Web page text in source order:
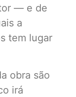
— e de
a
tem lugar
obra são
irá